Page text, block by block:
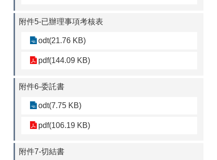
附件5-已辦理事項考核表
odt(21.76 KB)
pdf(144.09 KB)
附件6-委託書
odt(7.75 KB)
pdf(106.19 KB)
附件7-切結書